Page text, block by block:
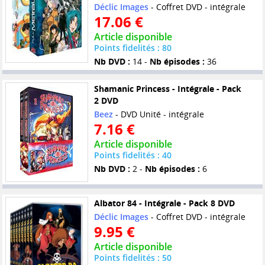
Déclic Images- Coffret DVD - intégrale
17.06 €
Article disponible
Points fidelités : 80
Nb DVD : 14 - Nb épisodes : 36
Shamanic Princess - Intégrale - Pack
2 DVD
Beez- DVD Unité - intégrale
7.16 €
Article disponible
Points fidelités : 40
Nb DVD : 2 - Nb épisodes : 6
Albator 84 - Intégrale - Pack 8 DVD
Déclic Images- Coffret DVD - intégrale
9.95 €
Article disponible
Points fidelités : 50